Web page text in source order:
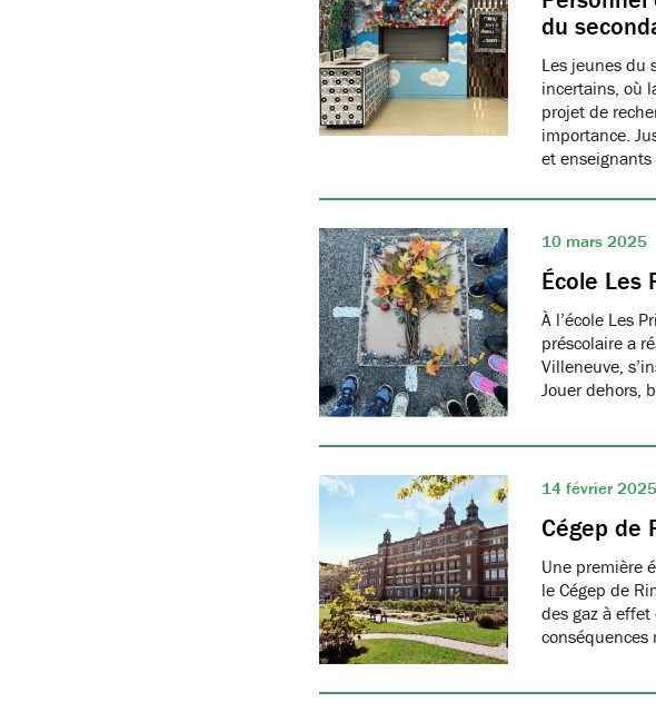
du
Les jeunes du
incertains, où
projet de
importance.
et
10 mars 2025
École Les
À l’école Les
préscolaire a
Villeneuve,
Jouer dehors,
14 février 2025
Cégep de
Une première
le Cégep de
des gaz à